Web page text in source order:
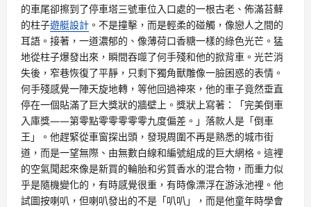
的車尾卻擦到了停車塔三號車位入口處的一根古老、佈滿苔蘚
的柱子遊艇設計 。不是撞擊，而是輕柔的碰觸，像戀人之間的
耳語。接著，一道濃郁的、像薄荷口香糖一樣的綠色光芒。猛
地從柱子爆發出來，瞬間吞噬了何手殘和他的掀背車。光芒消
失後，窄巷恢復了平靜，只剩下獨角獸雕像一臉困惑的表情。
何手殘感覺一陣天旋地轉，等他回過神來，他的車子竟然垂直
停在一個貼滿了巨大獎狀的牆壁上。獎狀上寫著：「完美倒車
入庫獎——第零點零零零零零九度偏差。」落款人是「倒車
王」。他趕緊從車窗探出頭，發現周圍不再是熟悉的城市街
道，而是一望無際、由無數白線和編號組成的巨大網格。這裡
的空氣聞起來像是新買的輪胎和劣質香水的混合物，而重力似
乎是隨機變化的，有時感覺很重，有時像漂浮在游泳池裡。他
試圖按喇叭，但喇叭發出的不是「叭叭」，而是他童年時學會